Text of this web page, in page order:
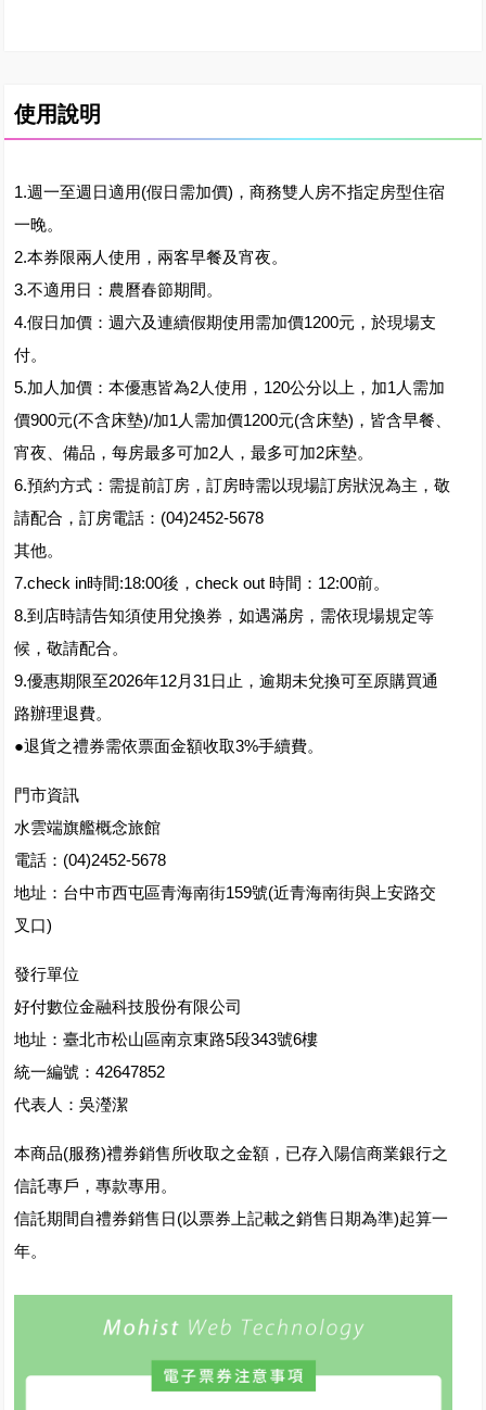
使用說明
1.週一至週日適用(假日需加價)，商務雙人房不指定房型住宿
一晚。
2.本券限兩人使用，兩客早餐及宵夜。
3.不適用日：農曆春節期間。
4.假日加價：週六及連續假期使用需加價1200元，於現場支
付。
5.加人加價：本優惠皆為2人使用，120公分以上，加1人需加
價900元(不含床墊)/加1人需加價1200元(含床墊)，皆含早餐、
宵夜、備品，每房最多可加2人，最多可加2床墊。
6.預約方式：需提前訂房，訂房時需以現場訂房狀況為主，敬
請配合，訂房電話：(04)2452-5678
其他。
7.check in時間:18:00後，check out 時間：12:00前。
8.到店時請告知須使用兌換券，如遇滿房，需依現場規定等
候，敬請配合。
9.優惠期限至2026年12月31日止，逾期未兌換可至原購買通
路辦理退費。
●退貨之禮券需依票面金額收取3%手續費。
門市資訊
水雲端旗艦概念旅館
電話：(04)2452-5678
地址：台中市西屯區青海南街159號(近青海南街與上安路交
叉口)
發行單位
好付數位金融科技股份有限公司
地址：臺北市松山區南京東路5段343號6樓
統一編號：42647852
代表人：吳瀅潔
本商品(服務)禮券銷售所收取之金額，已存入陽信商業銀行之
信託專戶，專款專用。
信託期間自禮券銷售日(以票券上記載之銷售日期為準)起算一
年。